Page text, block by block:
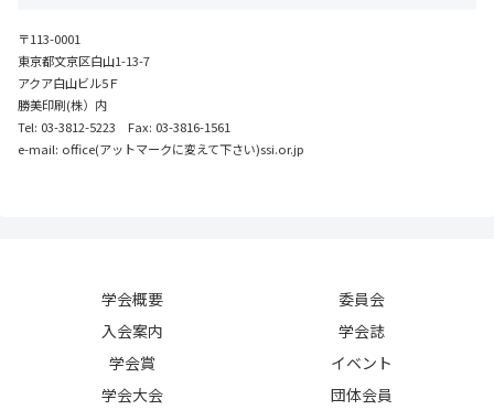
〒113-0001
東京都文京区白山1-13-7
アクア白山ビル5Ｆ
勝美印刷(株）内
Tel: 03-3812-5223 Fax: 03-3816-1561
e-mail: office(アットマークに変えて下さい)ssi.or.jp
学会概要
委員会
入会案内
学会誌
学会賞
イベント
学会大会
団体会員